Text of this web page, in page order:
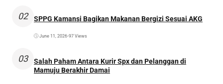
02 SPPG Kamansi Bagikan Makanan Bergizi Sesuai AKG
June 11, 2026•97 Views
03
Salah Paham Antara Kurir Spx dan Pelanggan di
Mamuju Berakhir Damai